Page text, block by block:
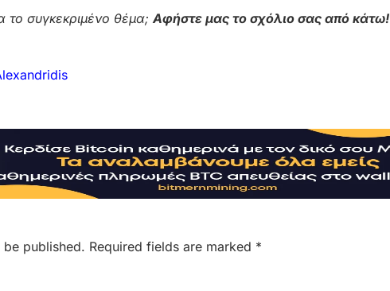
το συγκεκριμένο θέμα;Αφήστε μας το σχόλιο σας από κάτω!
published. Required fields are marked *